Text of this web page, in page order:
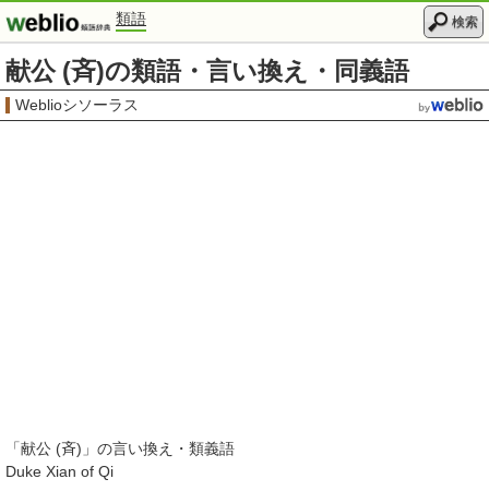
類語 検索
献公 (斉)の類語・言い換え・同義語
Weblioシソーラス
「献公 (斉) 」の言い換え・類義語
Duke Xian of Qi